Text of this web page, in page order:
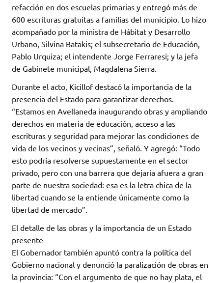
refacción en dos escuelas primarias y entregó más de
600 escrituras gratuitas a familias del municipio. Lo hizo
acompañado por la ministra de Hábitat y Desarrollo
Urbano, Silvina Batakis; el subsecretario de Educación,
Pablo Urquiza; el intendente Jorge Ferraresi; y la jefa
de Gabinete municipal, Magdalena Sierra.
Durante el acto, Kicillof destacó la importancia de la
presencia del Estado para garantizar derechos.
“Estamos en Avellaneda inaugurando obras y ampliando
derechos en materia de educación, acceso a las
escrituras y seguridad para mejorar las condiciones de
vida de los vecinos y vecinas”, señaló. Y agregó: “Todo
esto podría resolverse supuestamente en el sector
privado, pero con una barrera que dejaría afuera a gran
parte de nuestra sociedad: esa es la letra chica de la
libertad cuando se la entiende únicamente como la
libertad de mercado”.
El detalle de las obras y la importancia de un Estado
presente
El Gobernador también apuntó contra la política del
Gobierno nacional y denunció la paralización de obras en
la provincia: “Con el argumento de que no hay plata, el